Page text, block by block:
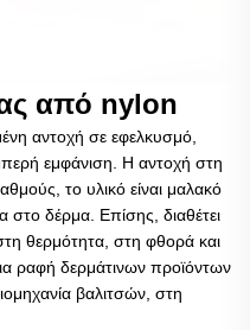
από nylon
αντοχή σε εφελκυσμό,
εμφάνιση. Η αντοχή στη
το υλικό είναι μαλακό
στο δέρμα. Επίσης, διαθέτει
θερμότητα, στη φθορά και
ραφή δερμάτινων προϊόντων
βαλιτσών, στη